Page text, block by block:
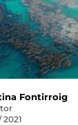
Fontirroig
2021